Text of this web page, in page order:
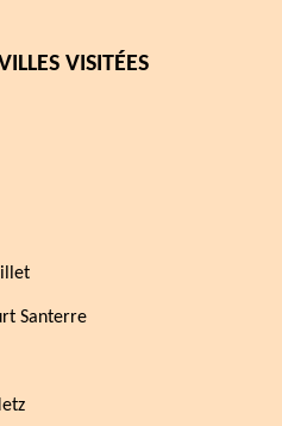
VISITÉES
Santerre